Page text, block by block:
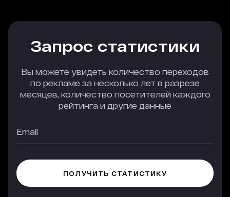
Запрос статистики
Вы можете увидеть количество переходов
по рекламе за несколько лет в разрезе
месяцев, количество посетителей каждого
рейтинга и другие данные